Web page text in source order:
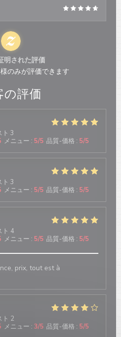
の評価
3
メニュー : 5/5 品質-価格 : 5/5
3
メニュー : 5/5 品質-価格 : 5/5
ト 4
メニュー : 5/5 品質-価格 : 5/5
prix, tout est à
ト 2
メニュー : 3/5 品質-価格 : 5/5
明された評価
のみが評価できます